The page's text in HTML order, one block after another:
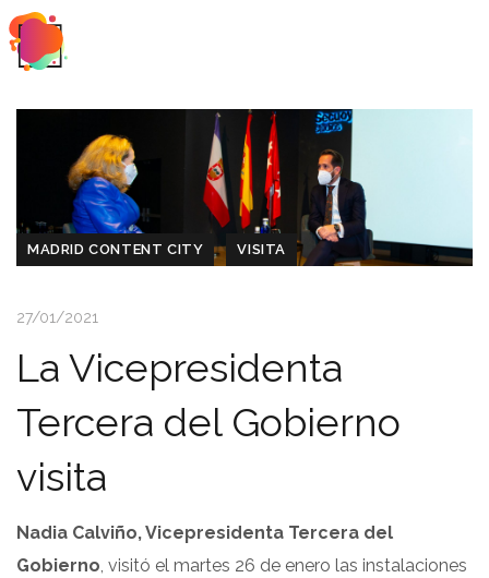
MADRID CONTENT CITY VISITA
27/01/2021
La Vicepresidenta
Tercera del Gobierno
visita
Nadia Calviño, Vicepresidenta Tercera del
Gobierno, visitó el martes 26 de enero las instalaciones